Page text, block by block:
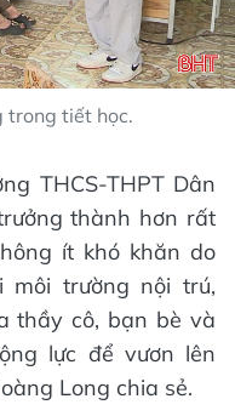
trong tiết học.
THCS-THPT Dân
thành hơn rất
ít khó khăn do
môi trường nội trú,
thầy cô, bạn bè và
lực để vươn lên
Long chia sẻ.